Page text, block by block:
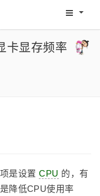
码农网
卡显存频率
是设置CPU 的，有
降低CPU使用率